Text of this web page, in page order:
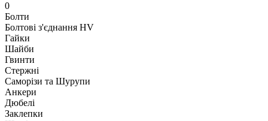
0
Болти
Болтові з'єднання HV
Гайки
Шайби
Гвинти
Стержні
Саморізи та Шурупи
Анкери
Дюбелі
Заклепки